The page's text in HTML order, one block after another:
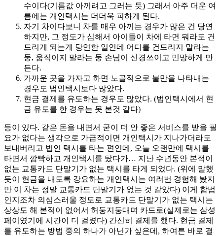
수이다(기름값 아끼려고 그러는 듯) 그래서 아주 더운 여
름에는 개인택시는 더더욱 피하게 된다.
자기 차이다보니 차를 매우 아끼는 경우가 많은 건 당연
하지만, 그 정도가 심해서 아이들이 차에 타면 뭐라도 건
드리게 되는게 당연한 일인데 어디를 건드리지 말라는
둥, 움직이지 말라는 둥 손님이 신경쓰이고 민망하게 만
든다.
가까운 곳을 가자고 하면 노골적으로 불만을 나타내는
경우도 법인택시보다 많았다.
현금 결제를 유도하는 경우도 많았다. (법인택시에서 현
금 유도를 한 경우는 못 본것 같다)
등이 있다. 같은 돈을 내면서 굳이 더 안 좋은 서비스를 받을 필
요가 없다는 생각으로 가급적이면 개인택시가 지나가더라도
보내버리고 법인 택시를 타는 편인데, 오늘 오랜만에 택시를
타면서 깜빡하고 개인택시를 탔다가… 지난 수년동안 본적이
없는 교통카드 단말기가 없는 택시를 타게 되었다. (위에 말했
듯이 현금을 내도록 강요하는 개인택시는 여러번 경험해 봤지
만 이 차는 정말 교통카드 단말기가 없는 것 같았다) 이게 합법
인지조차 의심스러울 정도로 교통카드 단말기가 없는 택시는
상상도 해 본적이 없어서 허둥지둥대며 카드로(실제로는 삼성
페이였기에 시간이 더 걸렸다) 간신히 결제를 했다. 현금 결제
를 유도하는 방법 중의 하나가 아닌가 싶은데, 하여튼 바로 결